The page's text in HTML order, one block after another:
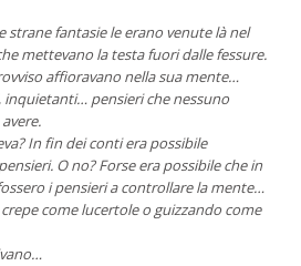
strane fantasie le erano venute là nel
mettevano la testa fuori dalle fessure.
affioravano nella sua mente…
inquietanti… pensieri che nessuno
In fin dei conti era possibile
O no? Forse era possibile che in
i pensieri a controllare la mente…
come lucertole o guizzando come